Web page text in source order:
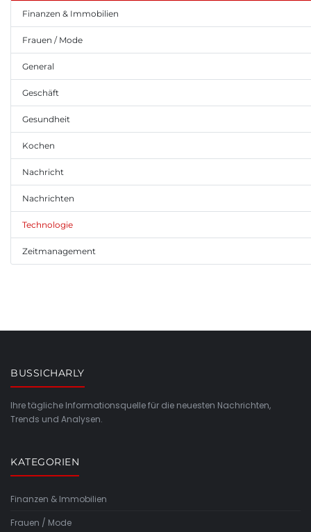
Finanzen & Immobilien
Frauen / Mode
General
Geschäft
Gesundheit
Kochen
Nachricht
Nachrichten
Technologie
Zeitmanagement
BUSSICHARLY
Ihre tägliche Informationsquelle für die neuesten Nachrichten,
Trends und Analysen.
KATEGORIEN
Finanzen & Immobilien
Frauen / Mode